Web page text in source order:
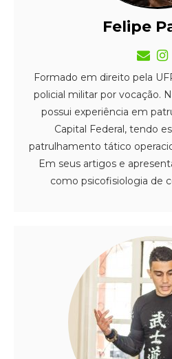
Felipe
Formado em direito pela
policial militar por vocação.
possui experiência em
Capital Federal, tendo
patrulhamento tático
Em seus artigos e
como psicofisiologia de